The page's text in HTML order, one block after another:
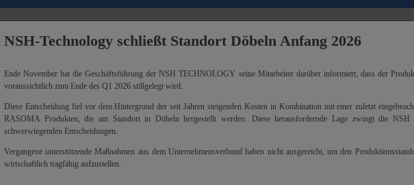
Mit Tradition in die Zukunft
Unternehmen | Kontakt
NSH-Technology schließt Standort Döbeln Anfang 2026
Ende November hat die Geschäftsführung der NSH TECHNOLOGY seine Mitarbeiter darüber informiert, dass der
voraussichtlich zum Ende des Q1 2026 stillgelegt wird.
Diese Entscheidung fiel vor dem Hintergrund der seit Jahren steigenden Kosten in Kombination mit einer zuletzt
RASOMA Produkten, die am Standort in Döbeln hergestellt werden. Diese herausfordernde Lage zwingt die
schwerwiegenden Entscheidungen.
Vergangene unterstützende Maßnahmen aus dem Unternehmensverbund haben nicht ausgereicht, um den
wirtschaftlich tragfähig aufzustellen.